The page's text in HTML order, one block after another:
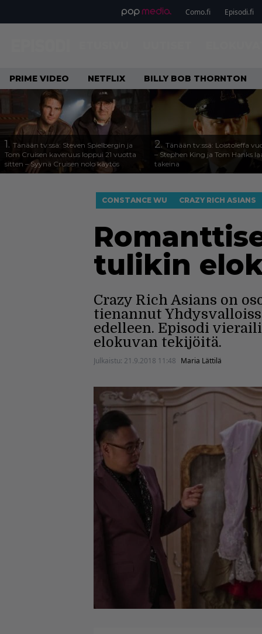
Como.fi Episodi.fi
PRIME VIDEO NETFLIX BILLY BOB THORNTON
1. Tänään tv:ssä: Steven Spielbergin ja
Tom Cruisen kaveruus loppui 21 vuotta
sitten – Syynä Cruisen nolo käytös
2. Tänään tv:ssä: Loistoleffa
– Stephen King ja Tom Hanks
takeina
CONSTANCE WU CRAZY RICH ASIANS
tulikin
Crazy Rich Asians on
tienannut
edelleen. Episodi
elokuvan tekijöitä.
Julkaistu: 21.9.2018 11:48 Maria Lättilä